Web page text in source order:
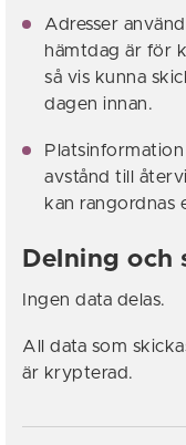
Adresser
hämtdag är för
så vis kunna
dagen innan.
avstånd till
kan rangordnas
Delning och
Ingen data delas.
All data som
är krypterad.